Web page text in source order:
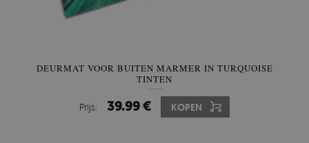
DEURMAT VOOR BUITEN MARMER IN TURQUOISE
TINTEN
Prijs: 39.99 € KOPEN